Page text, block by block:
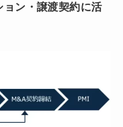
ン・譲渡契約に活